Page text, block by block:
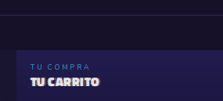
TU COMPRA
TU CARRITO